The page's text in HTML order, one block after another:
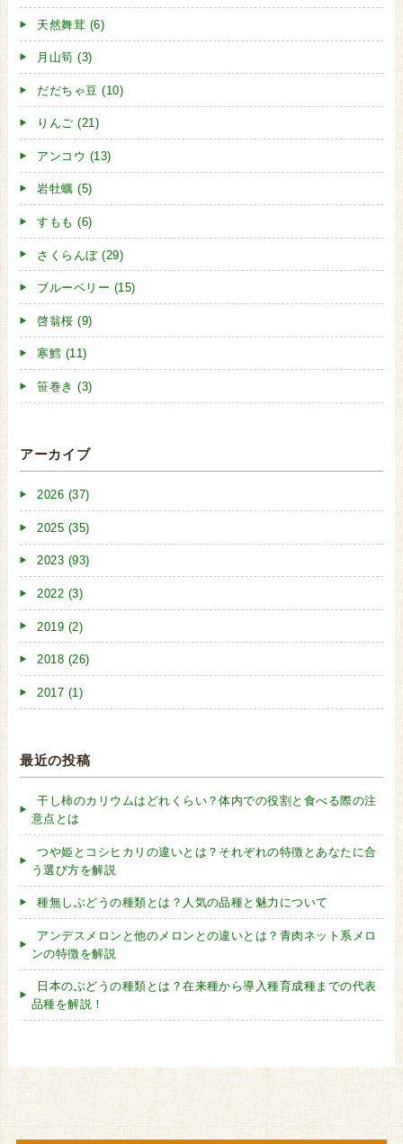
天然舞茸 (6)
月山筍 (3)
だだちゃ豆 (10)
りんご (21)
アンコウ (13)
岩牡蠣 (5)
すもも (6)
さくらんぼ (29)
ブルーベリー (15)
啓翁桜 (9)
寒鱈 (11)
笹巻き (3)
アーカイブ
2026 (37)
2025 (35)
2023 (93)
2022 (3)
2019 (2)
2018 (26)
2017 (1)
最近の投稿
干し柿のカリウムはどれくらい？体内での役割と食べる際の注
意点とは
つや姫とコシヒカリの違いとは？それぞれの特徴とあなたに合
う選び方を解説
種無しぶどうの種類とは？人気の品種と魅力について
アンデスメロンと他のメロンとの違いとは？青肉ネット系メロ
ンの特徴を解説
日本のぶどうの種類とは？在来種から導入種育成種までの代表
品種を解説！